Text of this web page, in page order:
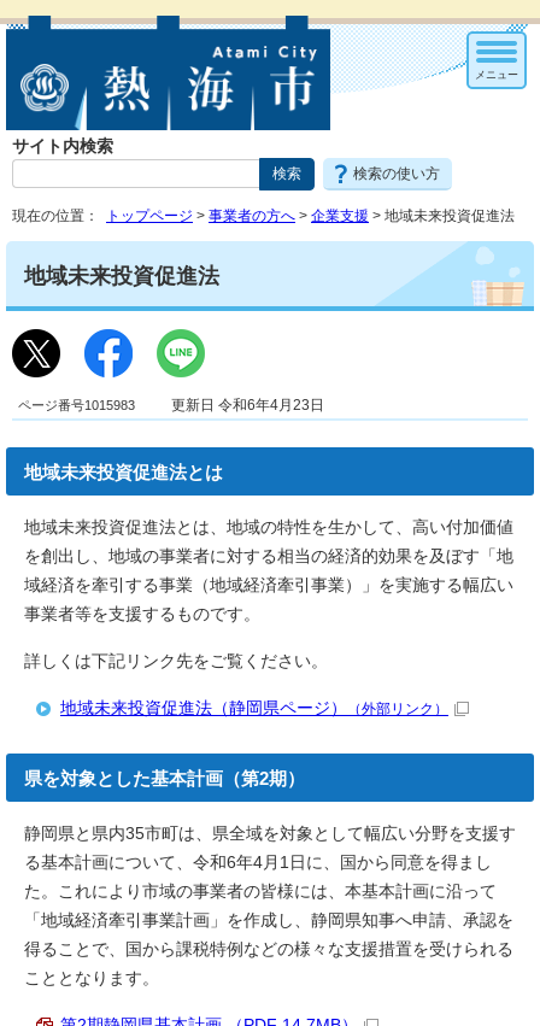
サイト内検索
検索の使い方
メニュー
現在の位置： トップページ > 事業者の方へ > 企業支援 > 地域未来投資促進法
地域未来投資促進法
ページ番号1015983 更新日 令和6年4月23日
地域未来投資促進法とは
地域未来投資促進法とは、地域の特性を生かして、高い付加価値
を創出し、地域の事業者に対する相当の経済的効果を及ぼす「地
域経済を牽引する事業（地域経済牽引事業）」を実施する幅広い
事業者等を支援するものです。
詳しくは下記リンク先をご覧ください。
地域未来投資促進法（静岡県ページ） （外部リンク）
県を対象とした基本計画（第2期）
静岡県と県内35市町は、県全域を対象として幅広い分野を支援す
る基本計画について、令和6年4月1日に、国から同意を得まし
た。これにより市域の事業者の皆様には、本基本計画に沿って
「地域経済牽引事業計画」を作成し、静岡県知事へ申請、承認を
得ることで、国から課税特例などの様々な支援措置を受けられる
こととなります。